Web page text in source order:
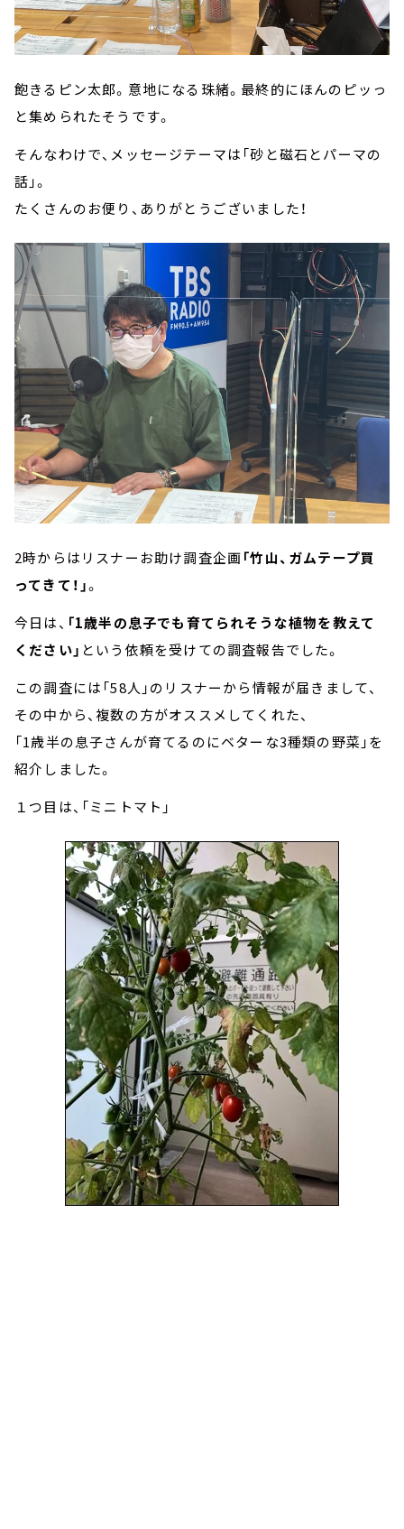
飽きるピン太郎。意地になる珠緒。最終的にほんのピッっ
と集められたそうです。
そんなわけで、メッセージテーマは「砂と磁石とパーマの
話」。
たくさんのお便り、ありがとうございました！
2時からはリスナーお助け調査企画「竹山、ガムテープ買
ってきて！」。
今日は、 「1歳半の息子でも育てられそうな植物を教えて
ください」 という依頼を受けての調査報告でした。
この調査には「58人」のリスナーから情報が届きまして、
その中から、複数の方がオススメしてくれた、
「1歳半の息子さんが育てるのにベターな3種類の野菜」を
紹介しました。
１つ目は、「ミニトマト」